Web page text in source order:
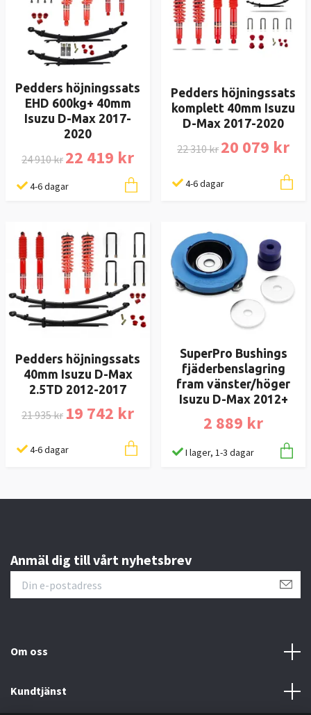
Pedders höjningssats
EHD 600kg+ 40mm
Isuzu D-Max 2017-
2020
24 910 kr 22 419 kr
4-6 dagar
Pedders höjningssats
komplett 40mm Isuzu
D-Max 2017-2020
22 310 kr 20 079 kr
4-6 dagar
Pedders höjningssats
40mm Isuzu D-Max
2.5TD 2012-2017
21 935 kr 19 742 kr
4-6 dagar
SuperPro Bushings
fjäderbenslagring
fram vänster/höger
Isuzu D-Max 2012+
2 889 kr
I lager, 1-3 dagar
Anmäl dig till vårt nyhetsbrev
Om oss
Kundtjänst